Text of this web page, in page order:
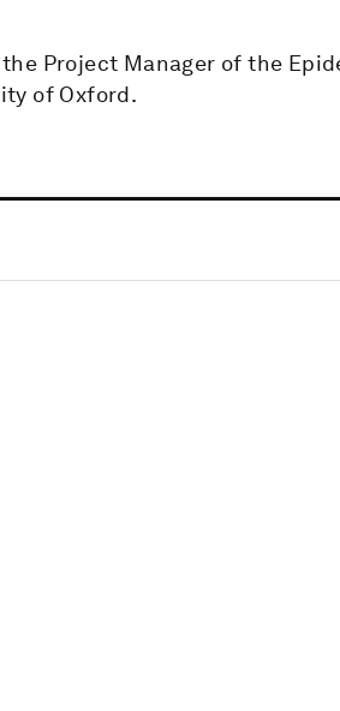
Project Manager of the
of Oxford.